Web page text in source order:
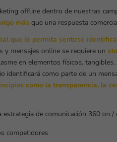
offline dentro de nuestras
másque una respuesta
que le permita sentirse
y mensajes online se requiere un
en elementos físicos,
identificará como parte de un
como la transparencia, la
de comunicación 360 on /
competidores